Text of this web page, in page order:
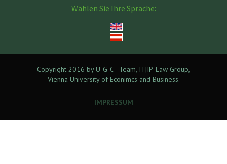
Wählen Sie Ihre Sprache:
Copyright 2016 by U-G-C - Team, IT|IP-Law Group,
Vienna University of Econimcs and Business.
IMPRESSUM